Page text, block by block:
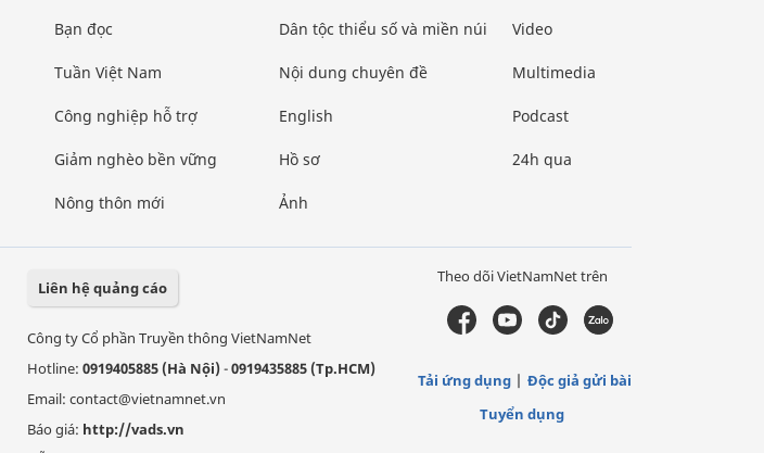
Bạn đọc
Tuần Việt Nam
Công nghiệp hỗ trợ
Giảm nghèo bền vững
Nông thôn mới
Dân tộc thiểu số và miền núi
Nội dung chuyên đề
English
Hồ sơ
Ảnh
Video
Multimedia
Podcast
24h qua
Liên hệ quảng cáo
Công ty Cổ phần Truyền thông VietNamNet
Hotline: 0919405885 (Hà Nội)-0919435885 (Tp.HCM)
Email: contact@vietnamnet.vn
Báo giá: http://vads.vn
Theo dõi VietNamNet trên
Tải ứng dụng
Độc giả gửi bài
Tuyển dụng